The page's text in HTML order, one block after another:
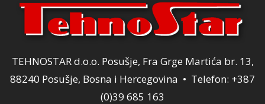
TEHNOSTAR d.o.o. Posušje, Fra Grge Martića br. 13,
88240 Posušje, Bosna i Hercegovina • Telefon: +387
(0)39 685 163